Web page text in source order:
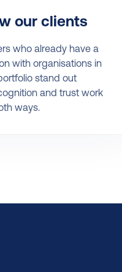
our clients
who already have a
with organisations in
stand out
and trust work
ways.